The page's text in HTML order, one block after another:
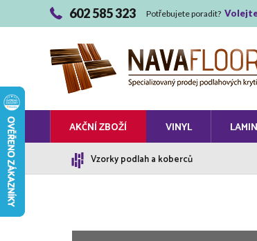
602 585 323 Potřebujete poradit?
AKČNÍ ZBOŽÍ VINYL
Vzorky podlah a koberců